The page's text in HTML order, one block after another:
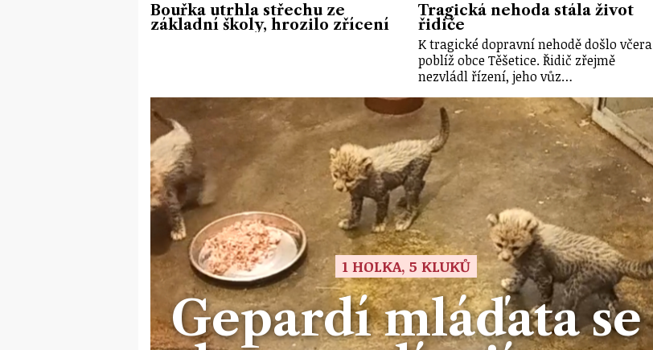
Bouřka utrhla střechu ze
základní školy, hrozilo zřícení
Tragická nehoda stála život
řidiče
K tragické dopravní nehodě došlo včera
poblíž obce Těšetice. Řidič zřejmě
nezvládl řízení, jeho vůz…
1 HOLKA, 5 KLUKŮ
Gepardí mláďata se